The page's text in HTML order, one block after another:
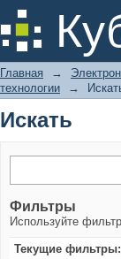
Искать
Главная →
технологии
→
Искать
Фильтры
Используйте
Текущие фильтры: